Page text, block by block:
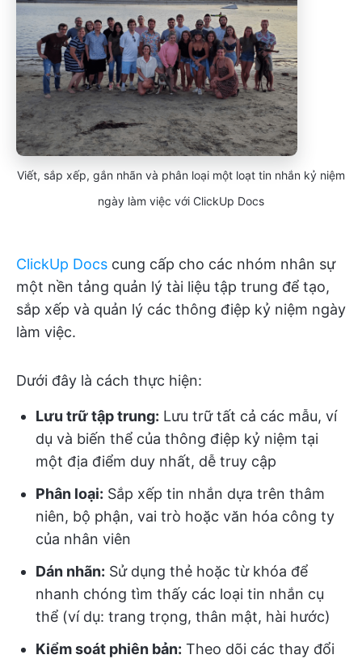
Viết, sắp xếp, gắn nhãn và phân loại một loạt tin nhắn kỷ niệm
ngày làm việc với ClickUp Docs
ClickUp Docs cung cấp cho các nhóm nhân sự
một nền tảng quản lý tài liệu tập trung để tạo,
sắp xếp và quản lý các thông điệp kỷ niệm ngày
làm việc.
Dưới đây là cách thực hiện:
Lưu trữ tập trung: Lưu trữ tất cả các mẫu, ví
dụ và biến thể của thông điệp kỷ niệm tại
một địa điểm duy nhất, dễ truy cập
Phân loại: Sắp xếp tin nhắn dựa trên thâm
niên, bộ phận, vai trò hoặc văn hóa công ty
của nhân viên
Dán nhãn: Sử dụng thẻ hoặc từ khóa để
nhanh chóng tìm thấy các loại tin nhắn cụ
thể (ví dụ: trang trọng, thân mật, hài hước)
Kiểm soát phiên bản: Theo dõi các thay đổi